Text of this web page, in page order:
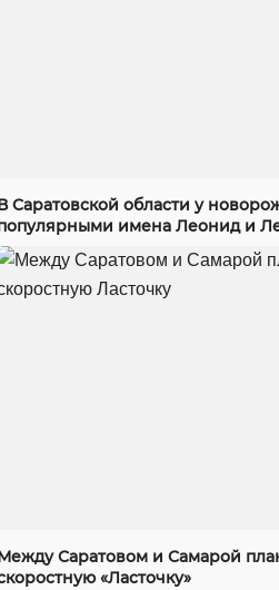
Саратовской области у
имена Леонид и
Саратовом и Самарой
«Ласточку»